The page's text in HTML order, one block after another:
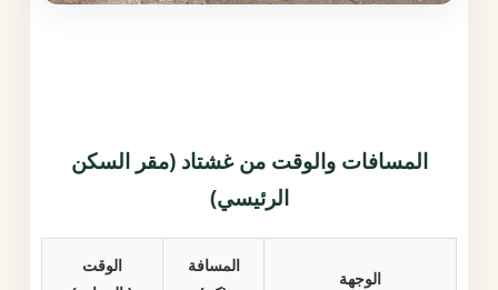
المسافات والوقت من غشتاد (مقر السكن
الرئيسي)
الوجهة
المسافة
الوقت